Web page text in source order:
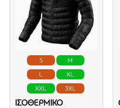
S M
L XL
XXL 3XL
ΙΣΟΘΕΡΜΙΚΌ